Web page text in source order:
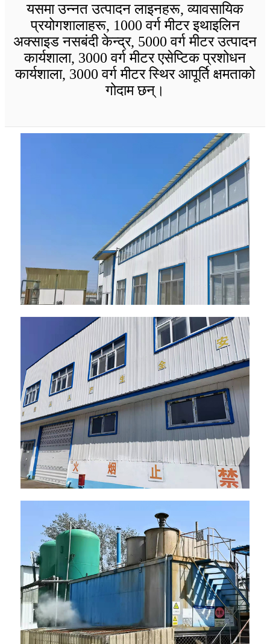
यसमा उन्नत उत्पादन लाइनहरू, व्यावसायिक
प्रयोगशालाहरू, 1000 वर्ग मीटर इथाइलिन
अक्साइड नसबंदी केन्द्र, 5000 वर्ग मीटर उत्पादन
कार्यशाला, 3000 वर्ग मीटर एसेप्टिक प्रशोधन
कार्यशाला, 3000 वर्ग मीटर स्थिर आपूर्ति क्षमताको
गोदाम छन्।